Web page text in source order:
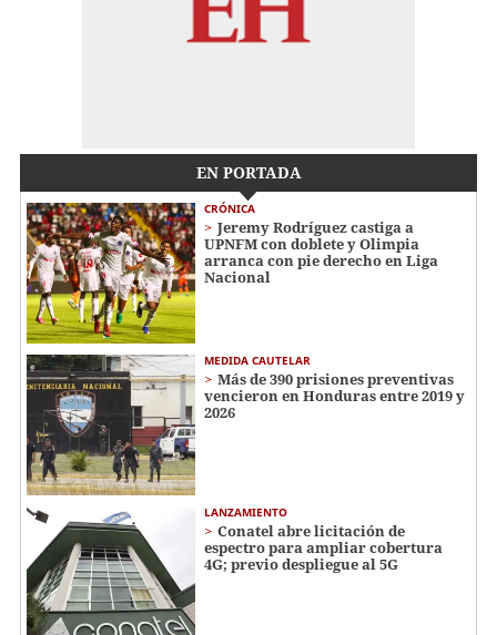
EN PORTADA
CRÓNICA
Jeremy Rodríguez castiga a
UPNFM con doblete y Olimpia
arranca con pie derecho en Liga
Nacional
MEDIDA CAUTELAR
Más de 390 prisiones preventivas
vencieron en Honduras entre 2019 y
2026
LANZAMIENTO
Conatel abre licitación de
espectro para ampliar cobertura
4G; previo despliegue al 5G